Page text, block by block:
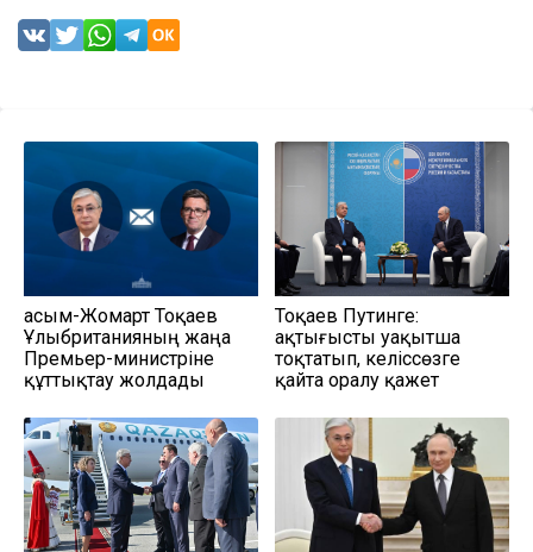
Қасым-Жомарт Тоқаев
Ұлыбританияның жаңа
Премьер-министріне
құттықтау жолдады
Тоқаев Путинге:
Қақтығысты уақытша
тоқтатып, келіссөзге
қайта оралу қажет